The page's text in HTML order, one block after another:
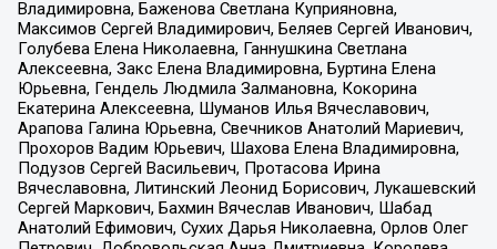
Владимировна, Баженова Светлана Куприяновна,
Максимов Сергей Владимирович, Беляев Сергей Иванович,
Голубева Елена Николаевна, Ганнушкина Светлана
Алексеевна, Закс Елена Владимировна, Буртина Елена
Юрьевна, Гендель Людмила Залмановна, Кокорина
Екатерина Алексеевна, Шуманов Илья Вячеславович,
Арапова Галина Юрьевна, Свечников Анатолий Мариевич,
Прохоров Вадим Юрьевич, Шахова Елена Владимировна,
Подузов Сергей Васильевич, Протасова Ирина
Вячеславовна, Литинский Леонид Борисович, Лукашевский
Сергей Маркович, Бахмин Вячеслав Иванович, Шабад
Анатолий Ефимович, Сухих Дарья Николаевна, Орлов Олег